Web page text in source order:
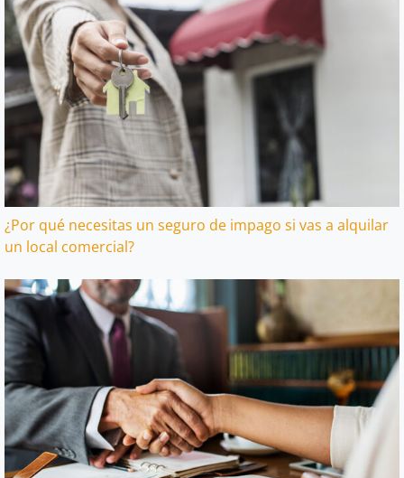
¿Por qué necesitas un seguro de impago si vas a alquilar
un local comercial?